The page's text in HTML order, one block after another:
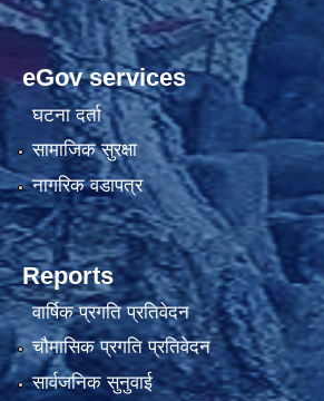
eGov services
घटना दर्ता
सामाजिक सुरक्षा
नागरिक वडापत्र
Reports
वार्षिक प्रगति प्रतिवेदन
चौमासिक प्रगति प्रतिवेदन
सार्वजनिक सुनुवाई